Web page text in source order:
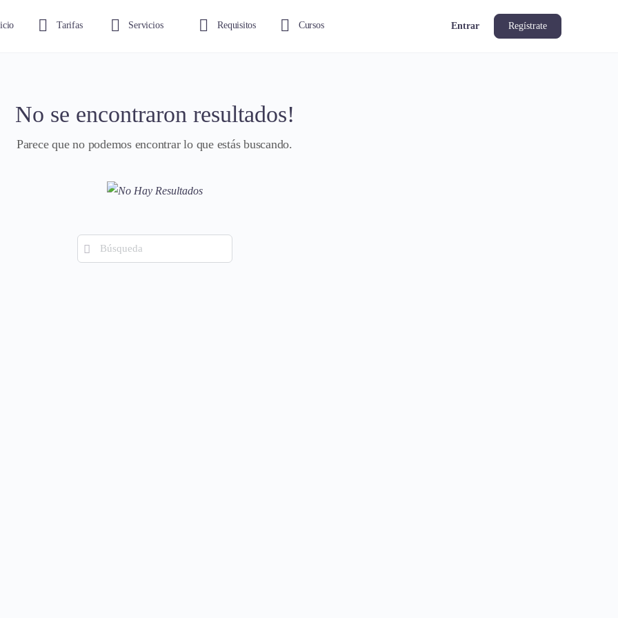
Tarifas Servicios Requisitos Cursos Entrar Regístrate
No se encontraron resultados!
Parece que no podemos encontrar lo que estás buscando.
Búsqueda
de: